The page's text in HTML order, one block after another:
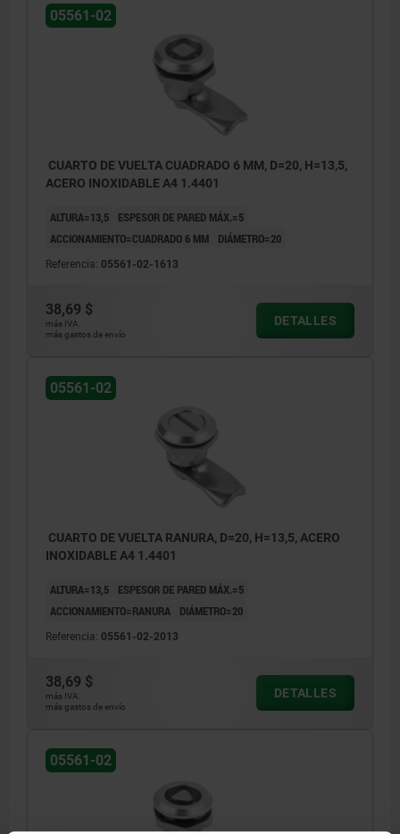
2) Junta plana
05561-02
CUARTO DE VUELTA CUADRADO 6 MM, D=20, H=13,5,
ACERO INOXIDABLE A4 1.4401
ALTURA=13,5
ESPESOR DE PARED MÁX.=5
ACCIONAMIENTO=CUADRADO 6 MM
DIÁMETRO=20
Referencia: 05561-02-1613
38,69 $
más IVA.
más gastos de envío
DETALLES
05561-02
CUARTO DE VUELTA RANURA, D=20, H=13,5, ACERO
INOXIDABLE A4 1.4401
ALTURA=13,5
ESPESOR DE PARED MÁX.=5
ACCIONAMIENTO=RANURA
DIÁMETRO=20
Referencia: 05561-02-2013
38,69 $
más IVA.
más gastos de envío
DETALLES
05561-02